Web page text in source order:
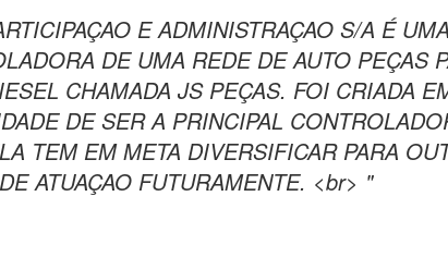
E ADMINISTRAÇAO S/A É
DE UMA REDE DE AUTO PEÇAS
CHAMADA JS PEÇAS. FOI CRIADA
DE SER A PRINCIPAL
TEM EM META DIVERSIFICAR PARA
ATUAÇAO FUTURAMENTE. <br> "